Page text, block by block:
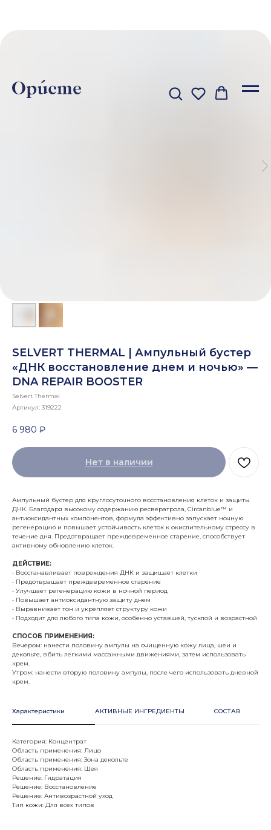
SELVERT THERMAL | Ампульный бустер
«ДНК восстановление днем и ночью» —
DNA REPAIR BOOSTER
Selvert Thermal
Артикул: 319222
6 980 ₽
Нет в наличии
Ампульный бустер для круглосуточного восстановления клеток и защиты
ДНК. Благодаря высокому содержанию ресвератрола, Circanblue™ и
антиоксидантных компонентов, формула эффективно запускает ночную
регенерацию и повышает устойчивость клеток к окислительному стрессу в
течение дня. Предотвращает преждевременное старение, способствует
активному обновлению клеток.
ДЕЙСТВИЕ:
• Восстанавливает повреждения ДНК и защищает клетки
• Предотвращает преждевременное старение
• Улучшает регенерацию кожи в ночной период
• Повышает антиоксидантную защиту днем
• Выравнивает тон и укрепляет структуру кожи
• Подходит для любого типа кожи, особенно уставшей, тусклой и возрастной
СПОСОБ ПРИМЕНЕНИЯ:
Вечером: нанести половину ампулы на очищенную кожу лица, шеи и
декольте, вбить легкими массажными движениями, затем использовать
крем.
Утром: нанести вторую половину ампулы, после чего использовать дневной
крем.
Характеристики АКТИВНЫЕ ИНГРЕДИЕНТЫ СОСТАВ
Категория: Концентрат
Область применения: Лицо
Область применения: Зона декольте
Область применения: Шея
Решение: Гидратация
Решение: Восстановление
Решение: Антивозрастной уход
Тип кожи: Для всех типов